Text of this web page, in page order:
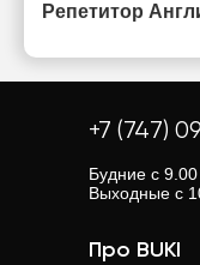
Репетитор
+7 (747)
Будние с
Выходные с
Про BUKI